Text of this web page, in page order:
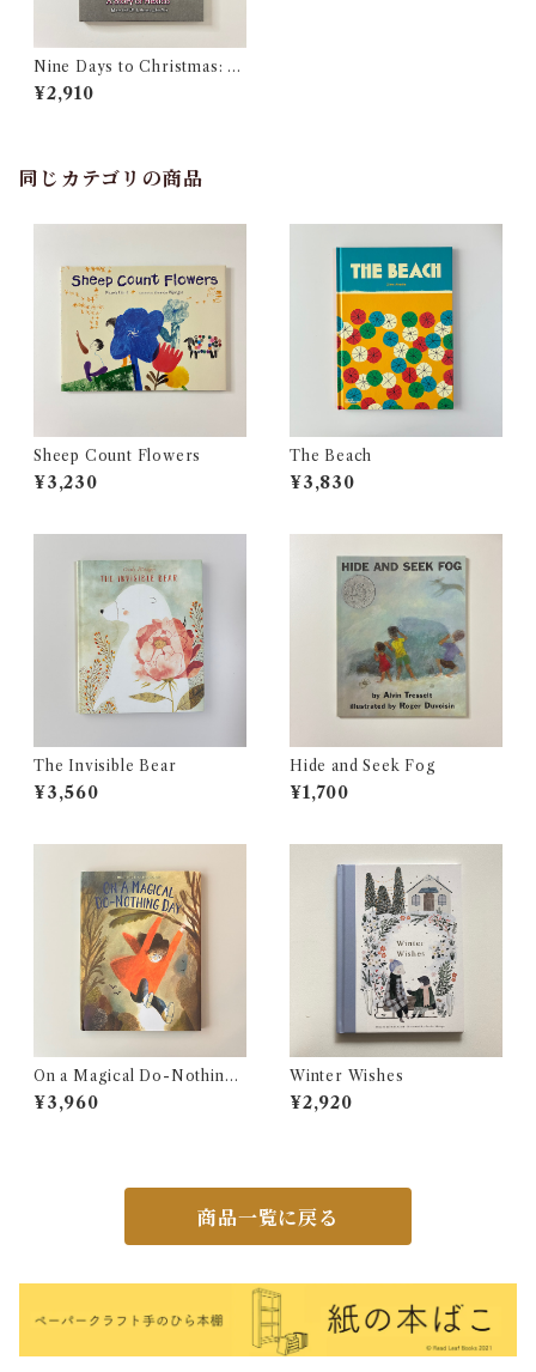
Nine Days to Christmas: A
Story of Mexico
¥2,910
同じカテゴリの商品
Sheep Count Flowers
¥3,230
The Beach
¥3,830
The Invisible Bear
¥3,560
Hide and Seek Fog
¥1,700
On a Magical Do-Nothing
Day
¥3,960
Winter Wishes
¥2,920
商品一覧に戻る